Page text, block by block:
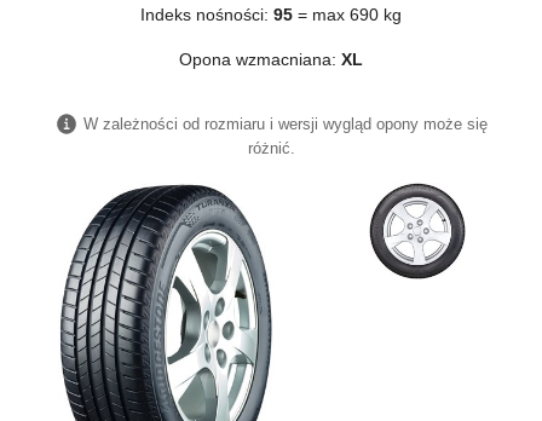
Indeks nośności: 95 = max 690 kg
Opona wzmacniana: XL
W zależności od rozmiaru i wersji wygląd opony może się
różnić.